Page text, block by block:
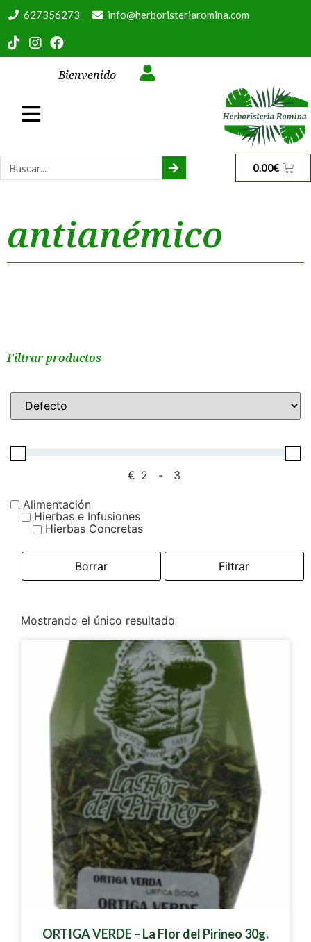
627356273 info@herboristeriaromina.com
Bienvenido
0.00€
antianémico
Filtrar productos
€ -
Alimentación
Hierbas e Infusiones
Hierbas Concretas
Filtrar
Borrar
Mostrando el único resultado
ORTIGA VERDE – La Flor del Pirineo 30g.